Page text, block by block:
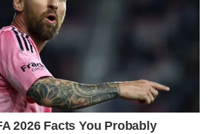
2026 Facts You Probably